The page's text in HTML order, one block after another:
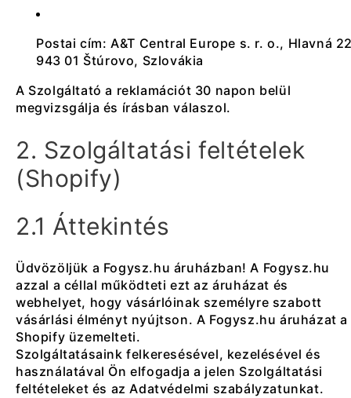
Postai cím: A&T Central Europe s. r. o., Hlavná
943 01 Štúrovo, Szlovákia
A Szolgáltató a reklamációt 30 napon belül
megvizsgálja és írásban válaszol.
2. Szolgáltatási feltételek
(Shopify)
2.1 Áttekintés
Üdvözöljük a Fogysz.hu áruházban! A Fogysz.hu
azzal a céllal működteti ezt az áruházat és
webhelyet, hogy vásárlóinak személyre szabott
vásárlási élményt nyújtson. A Fogysz.hu áruházat a
Shopify üzemelteti.
Szolgáltatásaink felkeresésével, kezelésével és
használatával Ön elfogadja a jelen Szolgáltatási
feltételeket és az Adatvédelmi szabályzatunkat.